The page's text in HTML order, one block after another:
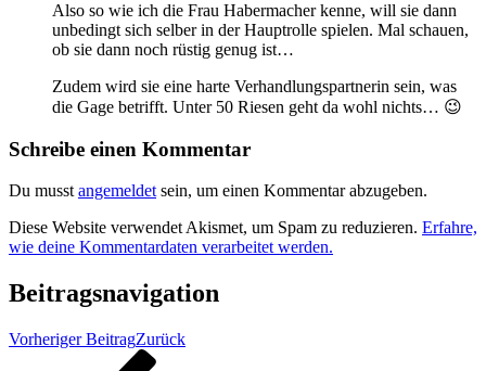
Also so wie ich die Frau Habermacher kenne, will sie dann
unbedingt sich selber in der Hauptrolle spielen. Mal schauen,
ob sie dann noch rüstig genug ist…
Zudem wird sie eine harte Verhandlungspartnerin sein, was
die Gage betrifft. Unter 50 Riesen geht da wohl nichts… 😉
Schreibe einen Kommentar
Du musstangemeldetsein, um einen Kommentar abzugeben.
Diese Website verwendet Akismet, um Spam zu reduzieren. Erfahre,
wie deine Kommentardaten verarbeitet werden.
Beitragsnavigation
Vorheriger BeitragZurück